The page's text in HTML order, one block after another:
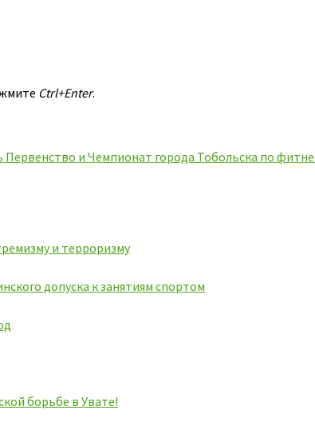
Ctrl+Enter.
Первенство и Чемпионат города Тобольска по
и терроризму
допуска к занятиям спортом
борьбе в Увате!